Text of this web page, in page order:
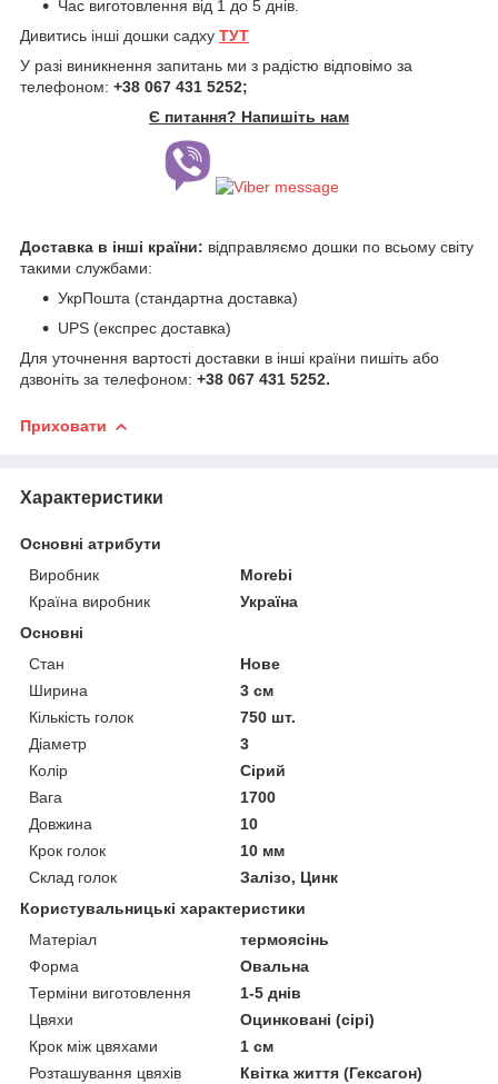
Час виготовлення від 1 до 5 днів.
Дивитись інші дошки садху ТУТ
У разі виникнення запитань ми з радістю відповімо за
телефоном: +38 067 431 5252;
Є питання? Напишіть нам
Доставка в інші країни: відправляємо дошки по всьому світу
такими службами:
УкрПошта (стандартна доставка)
UPS (експрес доставка)
Для уточнення вартості доставки в інші країни пишіть або
дзвоніть за телефоном: +38 067 431 5252.
Приховати
Характеристики
Основні атрибути
Виробник
Morebi
Країна виробник
Україна
Основні
Стан
Нове
Ширина
3 см
Кількість голок
750 шт.
Діаметр
3
Колір
Сірий
Вага
1700
Довжина
10
Крок голок
10 мм
Склад голок
Залізо, Цинк
Користувальницькі характеристики
Матеріал
термоясінь
Форма
Овальна
Терміни виготовлення
1-5 днів
Цвяхи
Оцинковані (сірі)
Крок між цвяхами
1 см
Розташування цвяхів
Квітка життя (Гексагон)